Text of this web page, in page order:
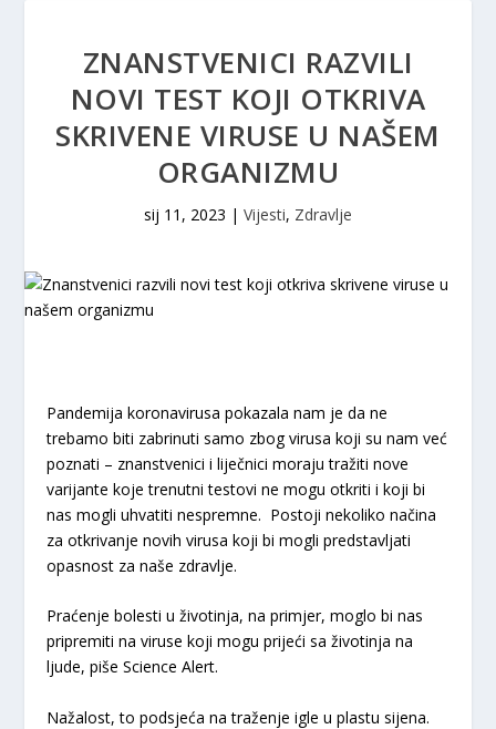
ZNANSTVENICI RAZVILI
NOVI TEST KOJI OTKRIVA
SKRIVENE VIRUSE U NAŠEM
ORGANIZMU
sij 11, 2023 | Vijesti, Zdravlje
Pandemija koronavirusa pokazala nam je da ne
trebamo biti zabrinuti samo zbog virusa koji su nam već
poznati – znanstvenici i liječnici moraju tražiti nove
varijante koje trenutni testovi ne mogu otkriti i koji bi
nas mogli uhvatiti nespremne. Postoji nekoliko načina
za otkrivanje novih virusa koji bi mogli predstavljati
opasnost za naše zdravlje.
Praćenje bolesti u životinja, na primjer, moglo bi nas
pripremiti na viruse koji mogu prijeći sa životinja na
ljude, piše Science Alert.
Nažalost, to podsjeća na traženje igle u plastu sijena.